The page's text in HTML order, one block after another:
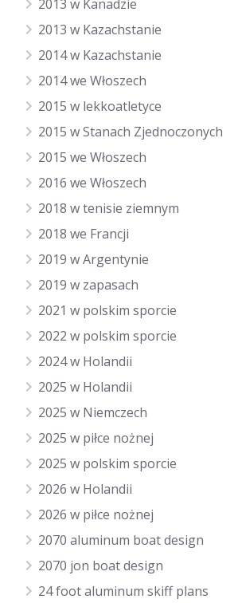
2013 w Kanadzie
2013 w Kazachstanie
2014 w Kazachstanie
2014 we Włoszech
2015 w lekkoatletyce
2015 w Stanach Zjednoczonych
2015 we Włoszech
2016 we Włoszech
2018 w tenisie ziemnym
2018 we Francji
2019 w Argentynie
2019 w zapasach
2021 w polskim sporcie
2022 w polskim sporcie
2024 w Holandii
2025 w Holandii
2025 w Niemczech
2025 w piłce nożnej
2025 w polskim sporcie
2026 w Holandii
2026 w piłce nożnej
2070 aluminum boat design
2070 jon boat design
24 foot aluminum skiff plans